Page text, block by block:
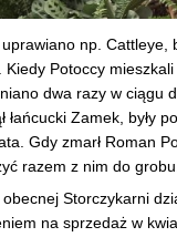
np. Cattleye,
Kiedy Potoccy
dwa razy w ciągu
łańcucki Zamek, były
Gdy zmarł Roman
razem z nim do
Storczykarni
na sprzedaż w